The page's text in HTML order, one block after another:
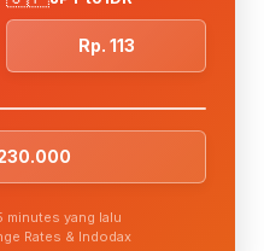
Rp. 113
minutes yang lalu
Rates & Indodax